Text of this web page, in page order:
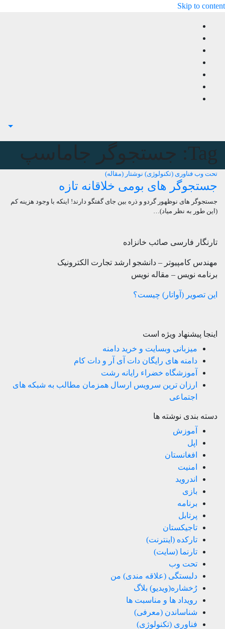
Skip to content
Tag: جستجوگر جاماسپ
تحت وب فناوری (تکنولوژی) نوشتار (مقاله)
جستجوگر های بومی خلاقانه تازه
جستجوگر های نوظهور گردو و ذره بین جای گفتگو دارند! اینکه با وجود هزینه کم
(این طور به نظر میاد)…
تارنگار فارسی صائب خانزاده
مهندس کامپیوتر – دانشجو ارشد تجارت الکترونیک
برنامه نویس – مقاله نویس
این تصویر (آواتار) چیست؟
اینجا پیشنهاد ویژه است
میزبانی وبسایت و خرید دامنه
دامنه های رایگان دات آی آر و دات کام
آموزشگاه خضراء رایانه رشت
ارزان ترین سرویس ارسال همزمان مطالب به شبکه های
اجتماعی
دسته بندی نوشته ها
آموزش
اپل
افغانستان
امنیت
اندروید
بازی
برنامه
پرتابل
تاجیکستان
تارکده (اینترنت)
تارنما (سایت)
تحت وب
دلبستگی (علاقه مندی) من
رُخشاره(ویدیو) بلاگ
رویداد ها و مناسبت ها
شناساندن (معرفی)
فناوری (تکنولوژی)